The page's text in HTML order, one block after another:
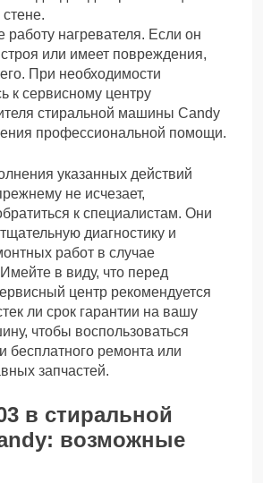
работу нагревателя. Если он
или имеет повреждения,
При необходимости
к сервисному центру
стиральной машины Candy
профессиональной помощи.
указанных действий
не исчезает,
к специалистам. Они
диагностику и
работ в случае
в виду, что перед
центр рекомендуется
ли срок гарантии на вашу
чтобы воспользоваться
бесплатного ремонта или
запчастей.
в стиральной
возможные